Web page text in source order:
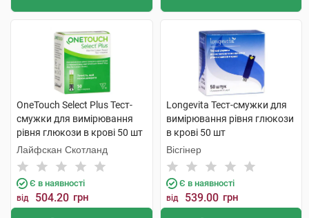
OneTouch Select Plus Тест-
смужки для вимірювання
рівня глюкози в крові 50 шт
Лайфскан Скотланд
Є в наявності
від 504.20 грн
Longevita Тест-смужки для
вимірювання рівня глюкози
в крові 50 шт
Вісгінер
Є в наявності
від 539.00 грн